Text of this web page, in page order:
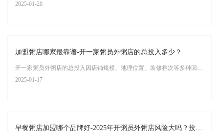
2025-01-20
加盟粥店哪家最靠谱-开一家粥员外粥店的总投入多少？
开一家粥员外粥店的总投入因店铺规模、地理位置、装修档次等多种因素而异。但根据市场调研和粥员外粥店的实际经验，可以大致估算出一个范围。
2025-01-17
早餐粥店加盟哪个品牌好-2025年开粥员外粥店风险大吗？投入资金需要多少？